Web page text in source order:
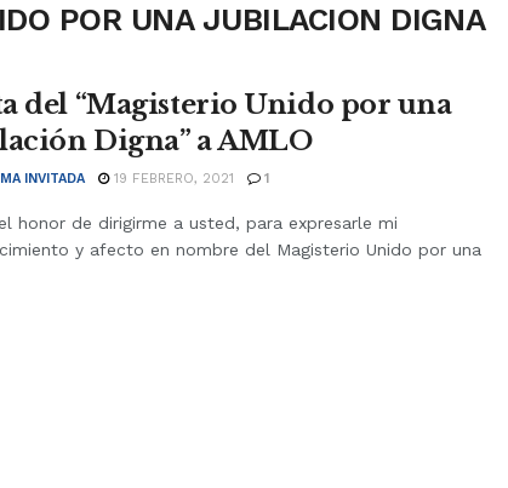
POR UNA JUBILACION DIGNA
del “Magisterio Unido por una
Digna” a AMLO
INVITADA 19 FEBRERO, 2021 1
honor de dirigirme a usted, para expresarle mi
y afecto en nombre del Magisterio Unido por una